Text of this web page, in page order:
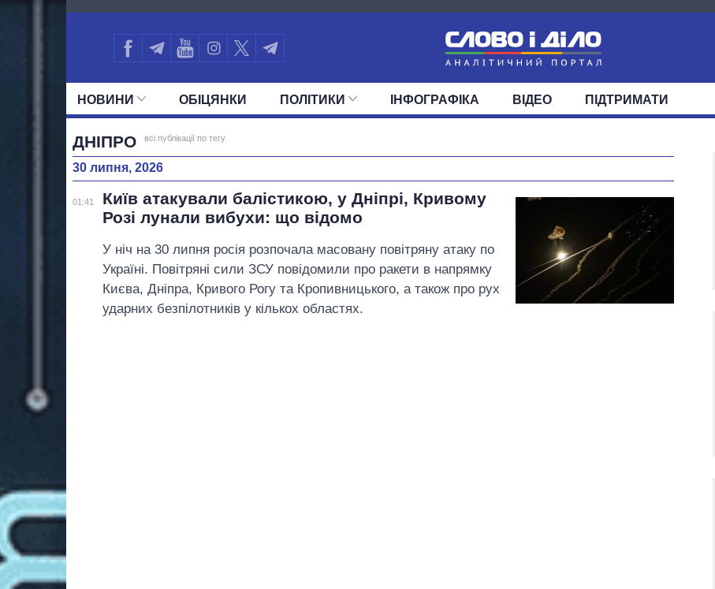
583
НОВИНИ ОБIЦЯНКИ ПОЛIТИКИ
УСІ ПОЛІТИКИ
ІНФОГРАФІКА ВІДЕО ПІДТРИМАТИ
ДНІПРО всі публікації по тегу
30 липня, 2026
01:41
Київ атакували балістикою, у Дніпрі, Кривому
Розі лунали вибухи: що відомо
У ніч на 30 липня росія розпочала масовану повітряну атаку по
Україні. Повітряні сили ЗСУ повідомили про ракети в напрямку
Києва, Дніпра, Кривого Рогу та Кропивницького, а також про рух
ударних безпілотників у кількох областях.
Експорт зброї:
скільки ракет,
літаків і танків
продала Україна
за роки
незалежності